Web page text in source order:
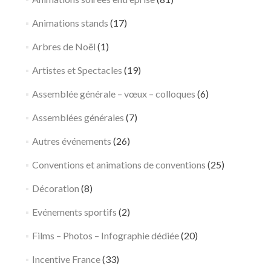
Animations stands (17)
Arbres de Noël (1)
Artistes et Spectacles (19)
Assemblée générale – vœux – colloques (6)
Assemblées générales (7)
Autres événements (26)
Conventions et animations de conventions (25)
Décoration (8)
Evénements sportifs (2)
Films – Photos – Infographie dédiée(20)
Incentive France(33)